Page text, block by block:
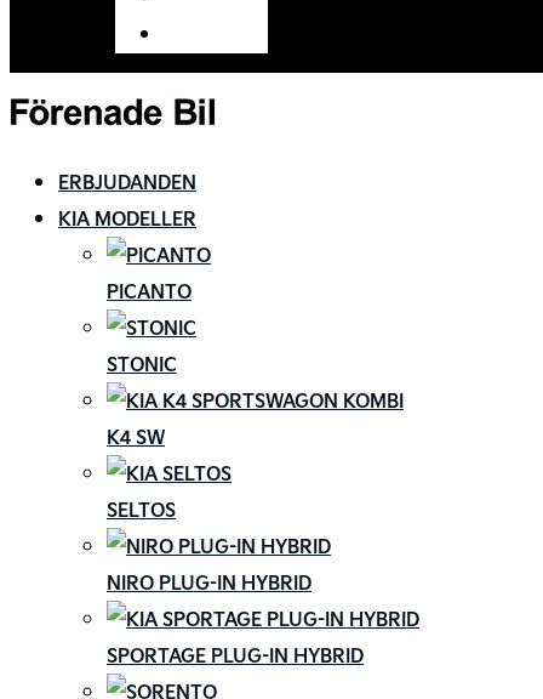
ERBJUDANDEN
KIA MODELLER
PICANTO
STONIC
K4 SW
SELTOS
NIRO PLUG-IN HYBRID
SPORTAGE PLUG-IN HYBRID